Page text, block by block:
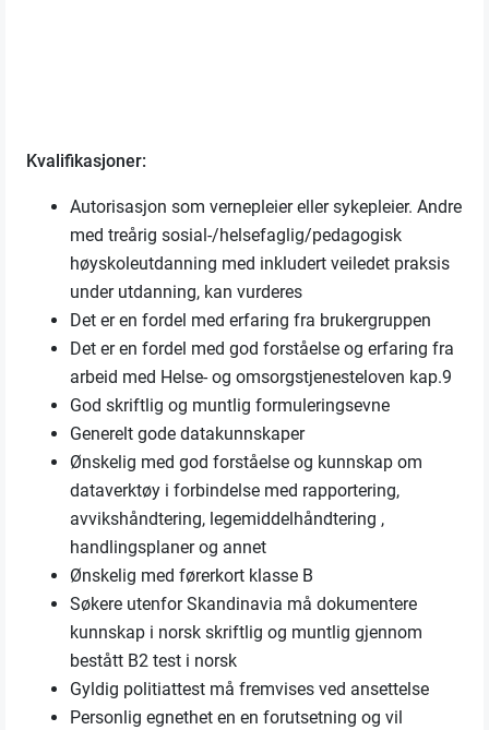
Kvalifikasjoner:
Autorisasjon som vernepleier eller sykepleier. Andre
med treårig sosial-/helsefaglig/pedagogisk
høyskoleutdanning med inkludert veiledet praksis
under utdanning, kan vurderes
Det er en fordel med erfaring fra brukergruppen
Det er en fordel med god forståelse og erfaring fra
arbeid med Helse- og omsorgstjenesteloven kap.9
God skriftlig og muntlig formuleringsevne
Generelt gode datakunnskaper
Ønskelig med god forståelse og kunnskap om
dataverktøy i forbindelse med rapportering,
avvikshåndtering, legemiddelhåndtering ,
handlingsplaner og annet
Ønskelig med førerkort klasse B
Søkere utenfor Skandinavia må dokumentere
kunnskap i norsk skriftlig og muntlig gjennom
bestått B2 test i norsk
Gyldig politiattest må fremvises ved ansettelse
Personlig egnethet en en forutsetning og vil